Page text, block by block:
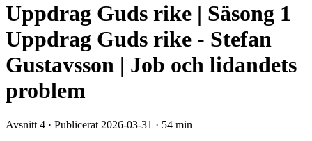
Uppdrag Guds rike | Säsong 1
Uppdrag Guds rike - Stefan
Gustavsson | Job och lidandets
problem
Avsnitt 4 · Publicerat 2026-03-31 · 54 min